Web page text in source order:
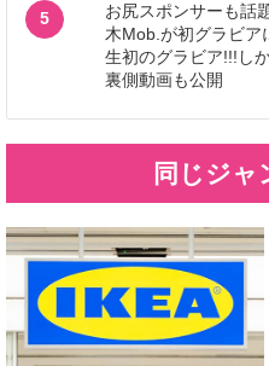
5
お尻スポンサーも話
木Mob.が初グラビア
生初のグラビア!!!し
裏側動画も公開
同じジャ